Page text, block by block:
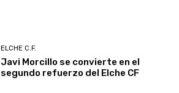
ELCHE C.F.
Javi Morcillo se convierte en el
segundo refuerzo del Elche CF